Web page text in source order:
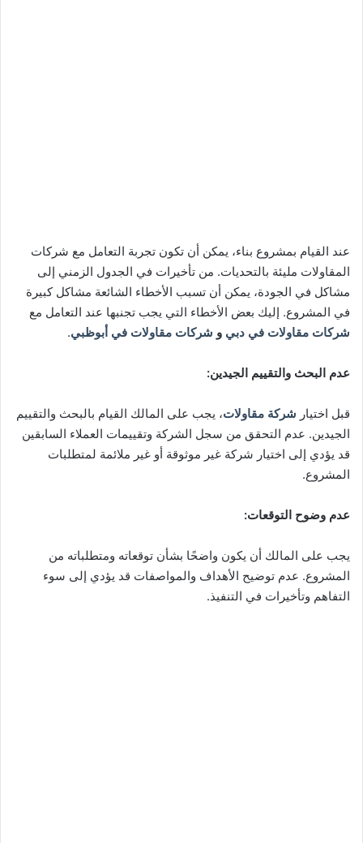
عند القيام بمشروع بناء، يمكن أن تكون تجربة التعامل مع شركات
المقاولات مليئة بالتحديات. من تأخيرات في الجدول الزمني إلى
مشاكل في الجودة، يمكن أن تسبب الأخطاء الشائعة مشاكل كبيرة
في المشروع. إليك بعض الأخطاء التي يجب تجنبها عند التعامل مع
شركات مقاولات في دبي و شركات مقاولات في أبوظبي.
عدم البحث والتقييم الجيدين:
قبل اختيار شركة مقاولات، يجب على المالك القيام بالبحث والتقييم
الجيدين. عدم التحقق من سجل الشركة وتقييمات العملاء السابقين
قد يؤدي إلى اختيار شركة غير موثوقة أو غير ملائمة لمتطلبات
المشروع.
عدم وضوح التوقعات:
يجب على المالك أن يكون واضحًا بشأن توقعاته ومتطلباته من
المشروع. عدم توضيح الأهداف والمواصفات قد يؤدي إلى سوء
التفاهم وتأخيرات في التنفيذ.